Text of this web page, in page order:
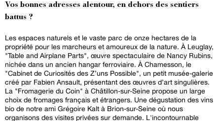
Vos bonnes adresses alentour, en dehors des sentiers
battus ?
Les espaces naturels et le vaste parc de onze hectares de la
propriété pour les marcheurs et amoureux de la nature. À Leuglay,
"Table and Airplane Parts", œuvre spectaculaire de Nancy Rubins,
nichée dans un ancien hangar ferroviaire. À Chamesson, le
"Cabinet de Curiosités des Z’uns Possible", un petit musée-galerie
créé par Fabien Ansault, présentant des œuvres d’art singulières.
La "Fromagerie du Coin" à Châtillon-sur-Seine propose un large
choix de fromages français et étrangers. Une dégustation des vins
bio de notre ami Grégoire Kalt à Brion-sur-Seine où nous
organisons des visites privées sur demande. L'incontournable